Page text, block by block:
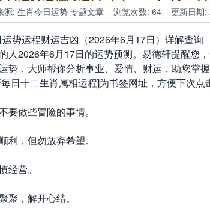
源: 生肖今日运势专题文章 浏览次数: 64 更新日期
运程财运吉凶（2026年6月17日）详解查询
2026年6月17日的运势预测。易德轩提醒您
势，大师帮你分析事业、爱情、财运，助您掌
日十二生肖属相运程]为书签网址，方便下次点
要做些冒险的事情。
利，但勿放弃希望。
经营。
聚，解开心结。